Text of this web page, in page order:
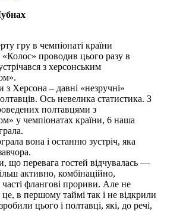
гру в чемпіонаті країни
проводив цього разу в
з херсонським
з Херсона – давні «незручні»
Ось невелика статистика. З
полтавцями з
у чемпіонатах країни, 6 наша
вона і останню зустріч, яка
що перевага гостей відчувалась —
активно, комбінаційно,
флангові прориви. Але не
в першому таймі так і не відкрили
цього і полтавці, які, до речі,